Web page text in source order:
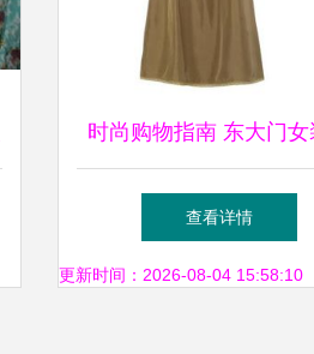
时尚购物指南 东大门女
童装折扣与Roem工厂上
免税魅力
查看详情
更新时间：2026-08-04 15:58:10